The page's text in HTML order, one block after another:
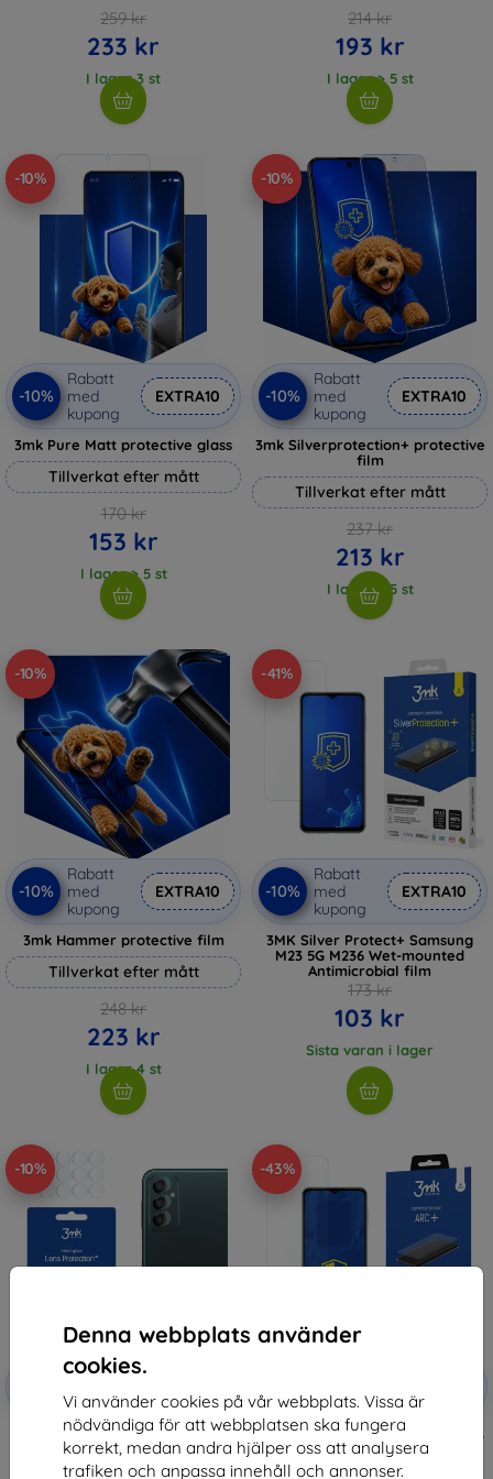
Denna webbplats använder
cookies.
Vi använder cookies på vår webbplats. Vissa är
nödvändiga för att webbplatsen ska fungera
korrekt, medan andra hjälper oss att analysera
trafiken och anpassa innehåll och annonser.
259 kr
233 kr
I lager 3 st
214 kr
193 kr
I lager > 5 st
-10%
-10%
Rabatt
med
kupong
EXTRA10
3mk Pure Matt protective glass
Tillverkat efter mått
170 kr
153 kr
I lager > 5 st
-10%
-10%
Rabatt
med
kupong
EXTRA10
3mk Silverprotection+ protective
film
Tillverkat efter mått
237 kr
213 kr
I lager > 5 st
-10%
-10%
Rabatt
med
kupong
EXTRA10
3mk Hammer protective film
Tillverkat efter mått
248 kr
223 kr
I lager 4 st
-41%
-10%
Rabatt
med
kupong
EXTRA10
3MK Silver Protect+ Samsung
M23 5G M236 Wet-mounted
Antimicrobial film
173 kr
103 kr
Sista varan i lager
-10%
Rabatt
kupong
3MK Lens Protect Samsung M23
5G M236 Camera lens protection
4 pcs
-43%
kupong
3MK Folia ARC+ FS Samsung M23
5G M236 Fullscreen film
173 kr